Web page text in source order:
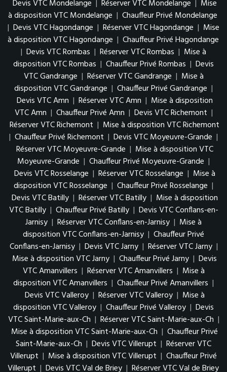
Devis VTC Mondelange | Réserver VTC Mondelange | Mise
à disposition VTC Mondelange | Chauffeur Privé Mondelange
| Devis VTC Hagondange | Réserver VTC Hagondange | Mise
à disposition VTC Hagondange | Chauffeur Privé Hagondange
| Devis VTC Rombas | Réserver VTC Rombas | Mise à
disposition VTC Rombas | Chauffeur Privé Rombas | Devis
VTC Gandrange | Réserver VTC Gandrange | Mise à
disposition VTC Gandrange | Chauffeur Privé Gandrange |
Devis VTC Amn | Réserver VTC Amn | Mise à disposition
VTC Amn | Chauffeur Privé Amn | Devis VTC Richemont |
Réserver VTC Richemont | Mise à disposition VTC Richemont
| Chauffeur Privé Richemont | Devis VTC Moyeuvre-Grande |
Réserver VTC Moyeuvre-Grande | Mise à disposition VTC
Moyeuvre-Grande | Chauffeur Privé Moyeuvre-Grande |
Devis VTC Rosselange | Réserver VTC Rosselange | Mise à
disposition VTC Rosselange | Chauffeur Privé Rosselange |
Devis VTC Batilly | Réserver VTC Batilly | Mise à disposition
VTC Batilly | Chauffeur Privé Batilly | Devis VTC Conflans-en-
Jarnisy | Réserver VTC Conflans-en-Jarnisy | Mise à
disposition VTC Conflans-en-Jarnisy | Chauffeur Privé
Conflans-en-Jarnisy | Devis VTC Jarny | Réserver VTC Jarny |
Mise à disposition VTC Jarny | Chauffeur Privé Jarny | Devis
VTC Amanvillers | Réserver VTC Amanvillers | Mise à
disposition VTC Amanvillers | Chauffeur Privé Amanvillers |
Devis VTC Valleroy | Réserver VTC Valleroy | Mise à
disposition VTC Valleroy | Chauffeur Privé Valleroy | Devis
VTC Saint-Marie-aux-Ch | Réserver VTC Saint-Marie-aux-Ch |
Mise à disposition VTC Saint-Marie-aux-Ch | Chauffeur Privé
Saint-Marie-aux-Ch | Devis VTC Villerupt | Réserver VTC
Villerupt | Mise à disposition VTC Villerupt | Chauffeur Privé
Villerupt | Devis VTC Val de Briey | Réserver VTC Val de Briey